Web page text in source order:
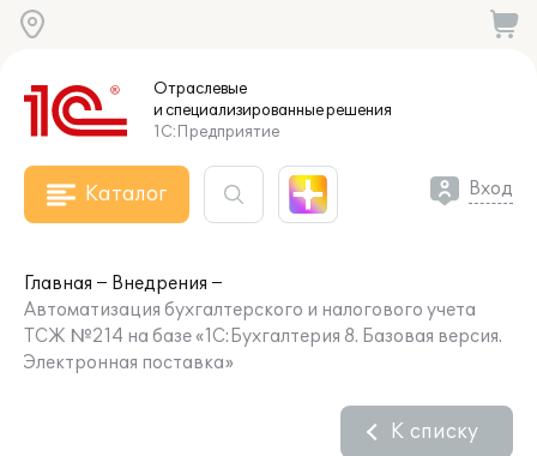
Отраслевые
и специализированныерешения
1С:Предприятие
Каталог Вход
Главная
Внедрения
Автоматизация бухгалтерского и налогового учета
ТСЖ №214 на базе «1С:Бухгалтерия 8. Базовая версия.
Электронная поставка»
К списку